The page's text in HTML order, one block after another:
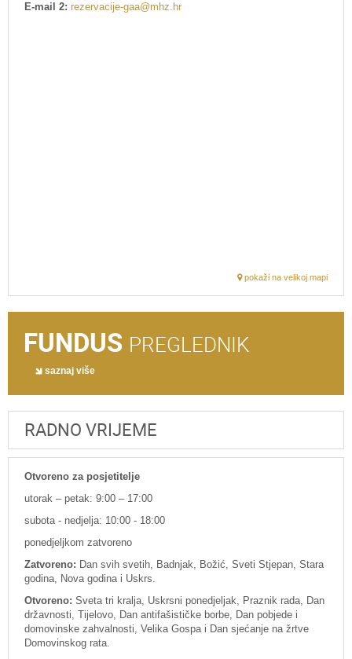
E-mail 2: rezervacije-gaa@mhz.hr
pokaži na velikoj mapi
FUNDUS PREGLEDNIK
saznaj više
RADNO VRIJEME
Otvoreno za posjetitelje
utorak – petak: 9:00 – 17:00
subota - nedjelja: 10:00 - 18:00
ponedjeljkom zatvoreno
Zatvoreno: Dan svih svetih, Badnjak, Božić, Sveti Stjepan, Stara
godina, Nova godina i Uskrs.
Otvoreno: Sveta tri kralja, Uskrsni ponedjeljak, Praznik rada, Dan
državnosti, Tijelovo, Dan antifašističke borbe, Dan pobjede i
domovinske zahvalnosti, Velika Gospa i Dan sjećanje na žrtve
Domovinskog rata.